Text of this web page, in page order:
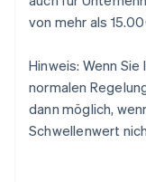
von mehr als
Hinweis: Wenn
normalen
dann möglich,
Schwellenwert